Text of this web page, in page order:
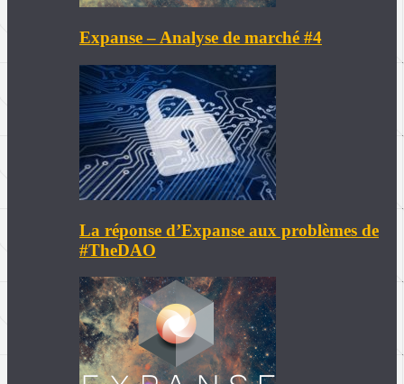
Expanse – Analyse de marché #4
La réponse d’Expanse aux problèmes de
#TheDAO